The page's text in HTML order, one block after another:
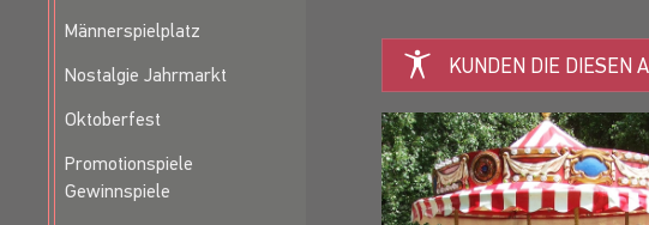
Männerspielplatz
Nostalgie Jahrmarkt
Oktoberfest
Promotionspiele
Gewinnspiele
KUNDEN DIE DIESEN